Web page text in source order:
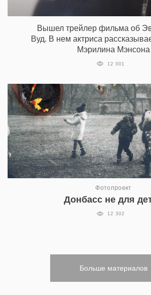
Вышел трейлер фильма об
Вуд. В нем актриса
Мэрилина Мэнсона
12 001
Фотопроект
Донбасс не для
12 302
Больше материалов